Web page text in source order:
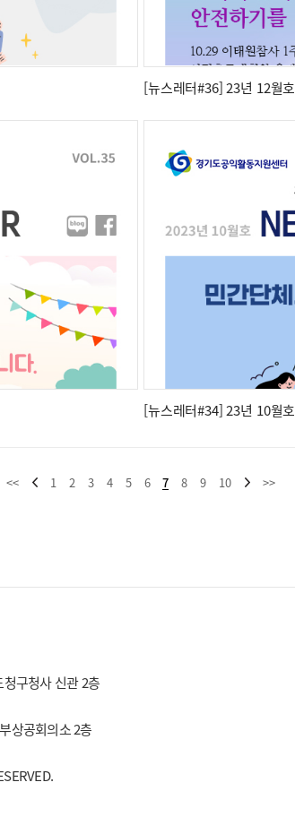
[뉴스레터#36] 23년 12월호
[뉴스레터#34] 23년 10월호
<< 1 2 3 4 5 6 7 8 9 10 >>
구청사 신관 2층
상공회의소 2층